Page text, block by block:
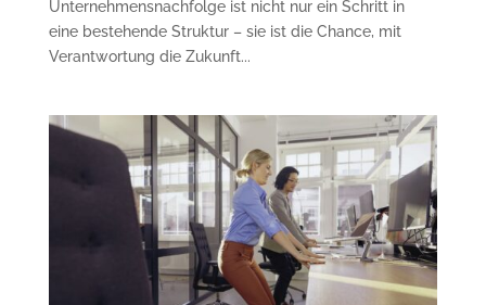
Unternehmensnachfolge ist nicht nur ein Schritt in
eine bestehende Struktur – sie ist die Chance, mit
Verantwortung die Zukunft...